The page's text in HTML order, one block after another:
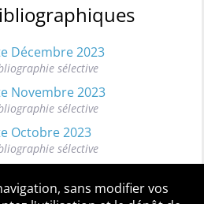
Décembre 2023
sélective
Novembre 2023
sélective
Octobre 2023
sélective
les BiblioAlertes
sans modifier vos